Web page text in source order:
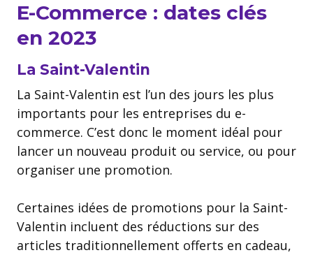
E-Commerce : dates clés
en 2023
La Saint-Valentin
La Saint-Valentin est l’un des jours les plus
importants pour les entreprises du e-
commerce. C’est donc le moment idéal pour
lancer un nouveau produit ou service, ou pour
organiser une promotion.
Certaines idées de promotions pour la Saint-
Valentin incluent des réductions sur des
articles traditionnellement offerts en cadeau,